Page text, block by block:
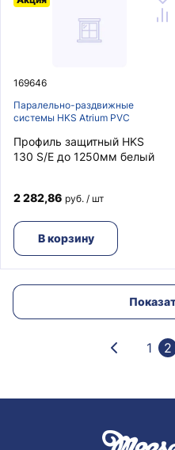
169646
Паралельно-раздвижные
системы HKS Atrium PVC
Профиль защитный HKS
130 S/E до 1250мм белый
2 282,86 руб. / шт
В корзину
1 2